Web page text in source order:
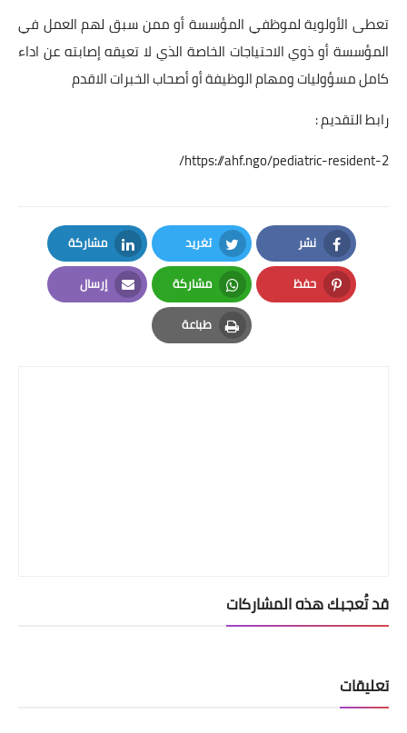
تعطى الأولوية لموظفي المؤسسة أو ممن سبق لهم العمل في
المؤسسة أو ذوي الاحتياجات الخاصة الذي لا تعيقه إصابته عن اداء
كامل مسؤوليات ومهام الوظيفة أو أصحاب الخبرات الاقدم
رابط التقديم :
https://ahf.ngo/pediatric-resident-2/
نشر
Facebook
تغريد
Twitter
مشاركة
LinkedIn
حفظ
Pinterest
مشاركة
Whatsapp
إرسال
Email
طباعة
Print
قد تُعجبك هذه المشاركات
تعليقات